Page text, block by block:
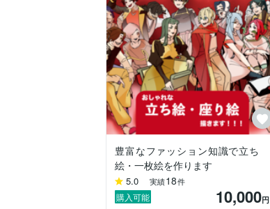
豊富なファッション知識で立ち
絵・一枚絵を作ります
5.0 実績18件
購入可能 10,000円